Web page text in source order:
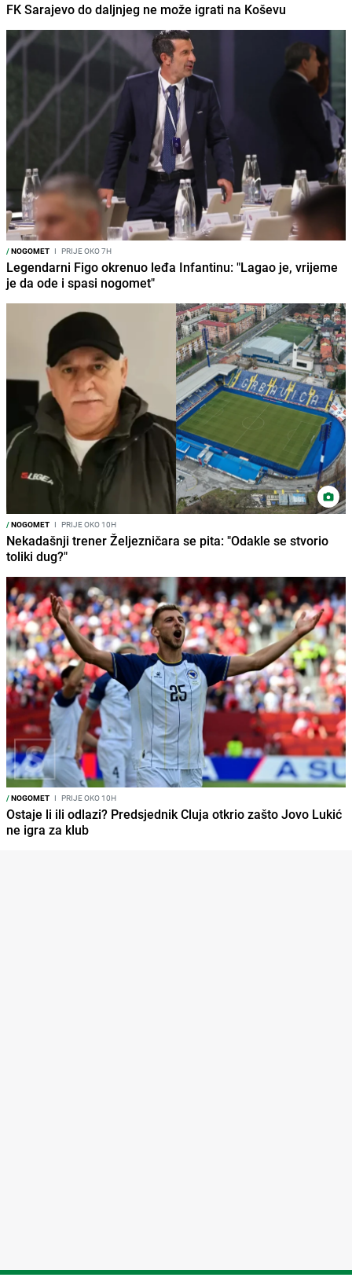
FK Sarajevo do daljnjeg ne može igrati na Koševu
/NOGOMET I PRIJE OKO 7H
Legendarni Figo okrenuo leđa Infantinu: "Lagao je, vrijeme
je da ode i spasi nogomet"
/NOGOMET I PRIJE OKO 10H
Nekadašnji trener Željezničara se pita: "Odakle se stvorio
toliki dug?"
/NOGOMET I PRIJE OKO 10H
Ostaje li ili odlazi? Predsjednik Cluja otkrio zašto Jovo Lukić
ne igra za klub